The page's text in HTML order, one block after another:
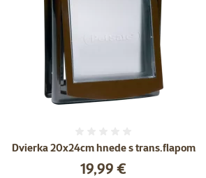
Dvierka 20x24cm hnede s trans.flapom
Cena
19,99 €